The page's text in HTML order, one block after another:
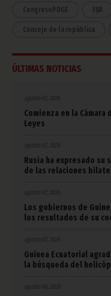
CongresoPDGE FIJA
Consejo de la república
ÚLTIMAS NOTICIAS
agosto 07, 2026
Comienza en la
Leyes
agosto 07, 2026
Rusia ha expresado
de las relaciones
agosto 07, 2026
Los gobiernos de
los resultados de su
agosto 07, 2026
Guinea Ecuatorial
la búsqueda del
agosto 06, 2026